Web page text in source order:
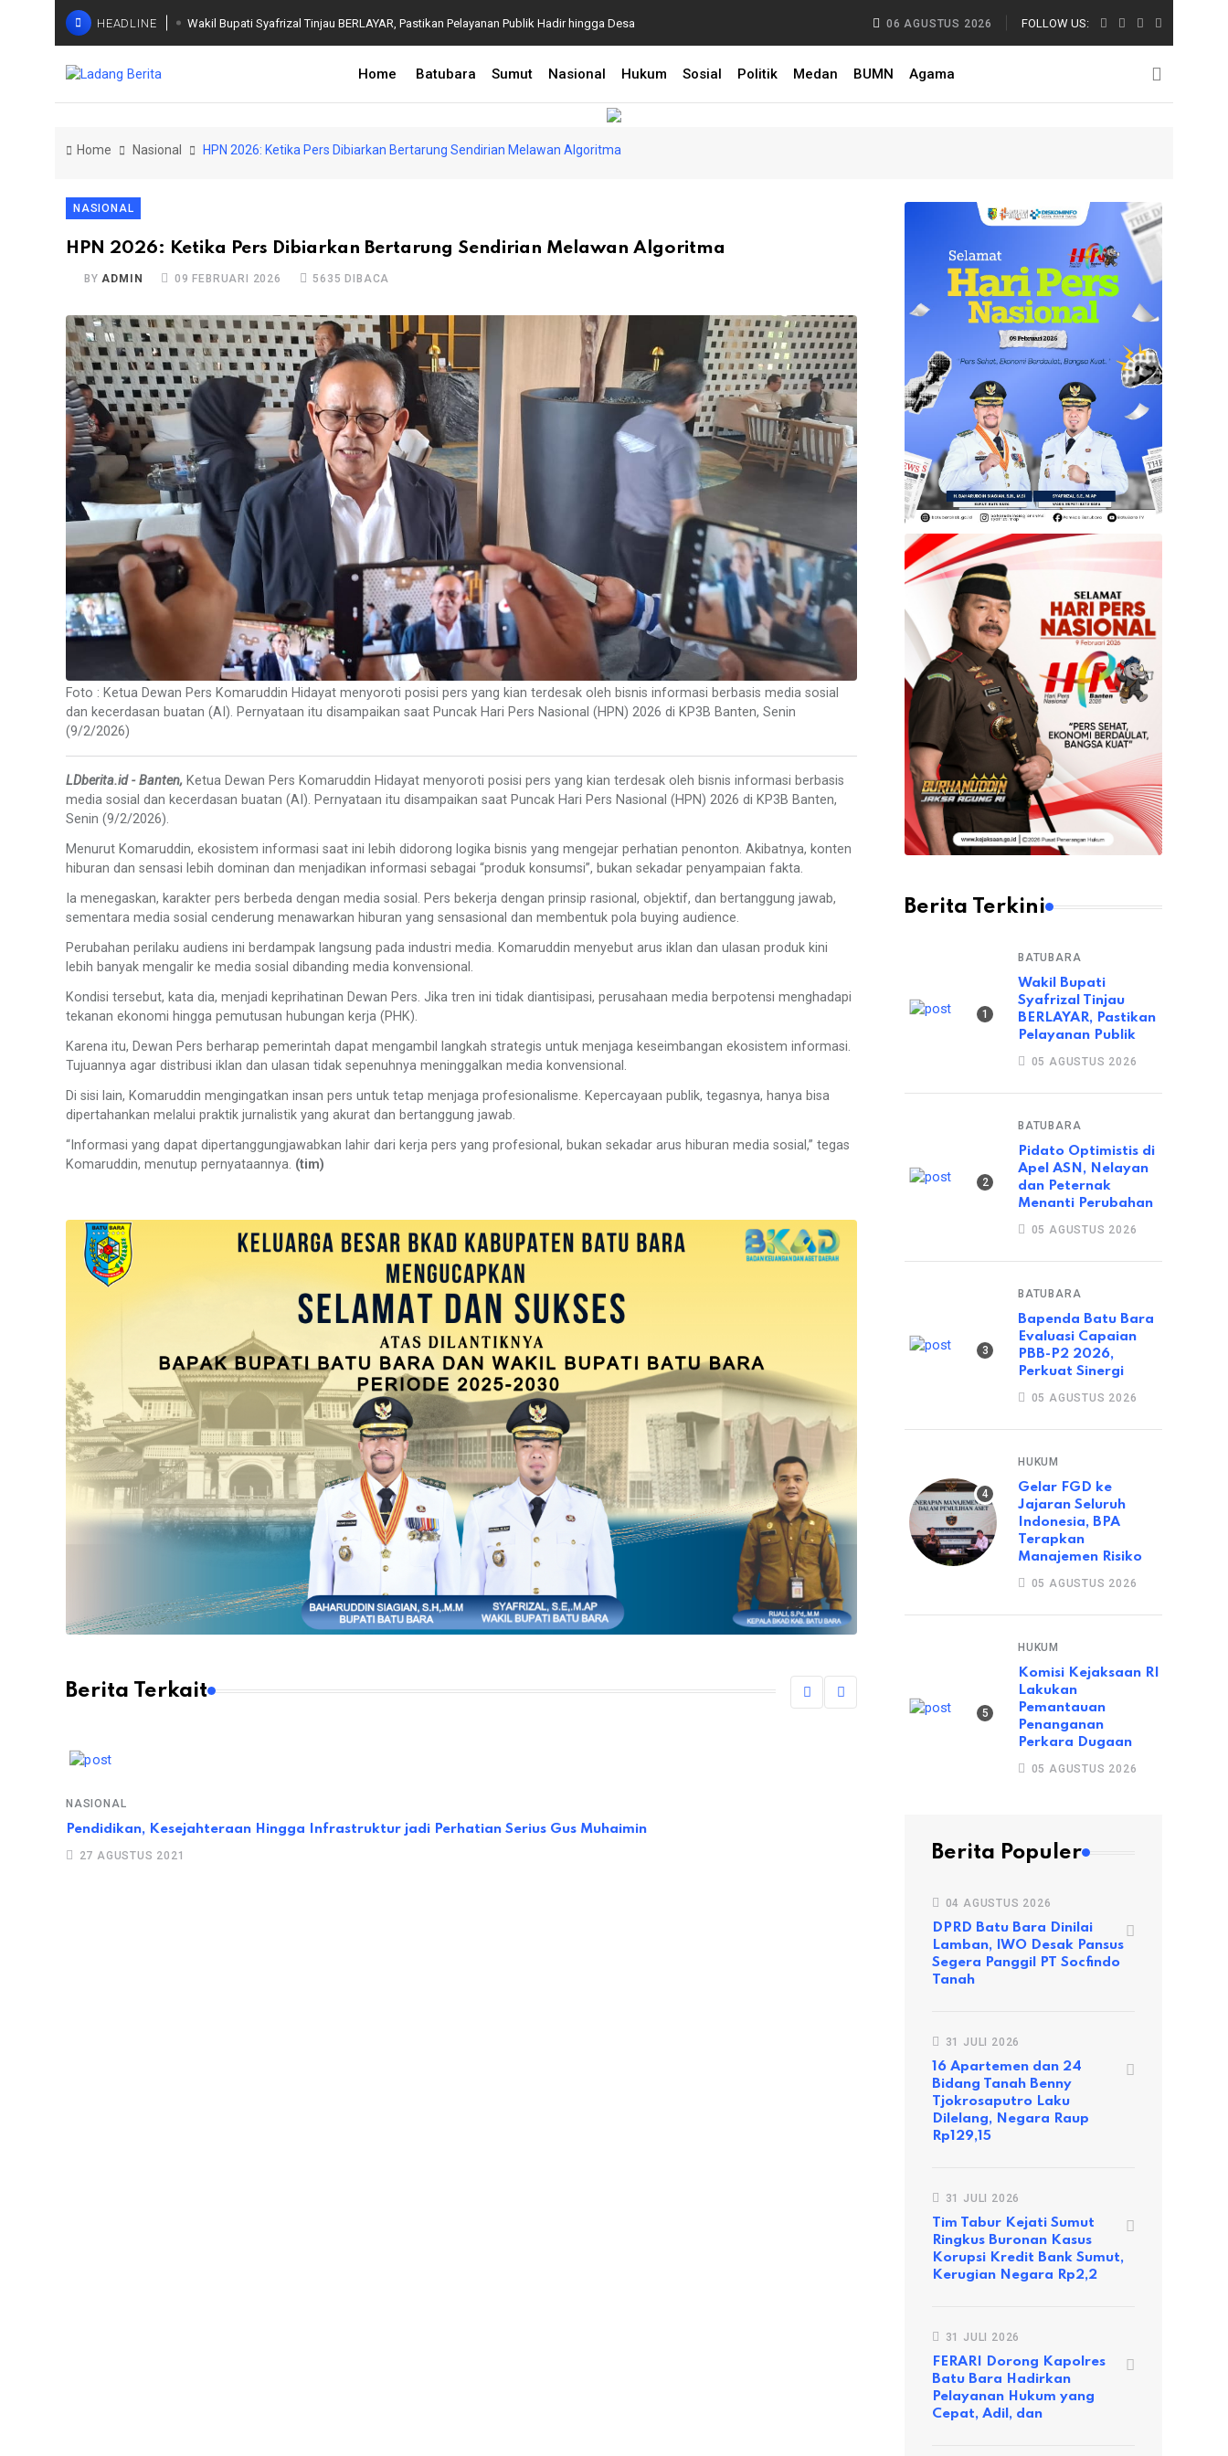
HEADLINE Wakil Bupati Syafrizal Tinjau BERLAYAR, Pastikan Pelayanan Publik Hadir hingga Desa Pidato Optimistis di Apel ASN, Nelayan dan Peternak Menanti Perubahan Nyata
06 AGUSTUS 2026 FOLLOW US:
Home Batubara Sumut Nasional Hukum Sosial Politik Medan BUMN Agama
Home Nasional HPN 2026: Ketika Pers Dibiarkan Bertarung Sendirian Melawan Algoritma
NASIONAL
HPN 2026: Ketika Pers Dibiarkan Bertarung Sendirian Melawan Algoritma
BYADMIN 09 FEBRUARI 2026 5635 DIBACA
Foto : Ketua Dewan Pers Komaruddin Hidayat menyoroti posisi pers yang kian terdesak oleh bisnis informasi berbasis media sosial
dan kecerdasan buatan (AI). Pernyataan itu disampaikan saat Puncak Hari Pers Nasional (HPN) 2026 di KP3B Banten, Senin
(9/2/2026)
LDberita.id - Banten, Ketua Dewan Pers Komaruddin Hidayat menyoroti posisi pers yang kian terdesak oleh bisnis informasi berbasis
media sosial dan kecerdasan buatan (AI). Pernyataan itu disampaikan saat Puncak Hari Pers Nasional (HPN) 2026 di KP3B Banten,
Senin (9/2/2026).
Menurut Komaruddin, ekosistem informasi saat ini lebih didorong logika bisnis yang mengejar perhatian penonton. Akibatnya, konten
hiburan dan sensasi lebih dominan dan menjadikan informasi sebagai “produk konsumsi”, bukan sekadar penyampaian fakta.
Ia menegaskan, karakter pers berbeda dengan media sosial. Pers bekerja dengan prinsip rasional, objektif, dan bertanggung jawab,
sementara media sosial cenderung menawarkan hiburan yang sensasional dan membentuk pola buying audience.
Perubahan perilaku audiens ini berdampak langsung pada industri media. Komaruddin menyebut arus iklan dan ulasan produk kini
lebih banyak mengalir ke media sosial dibanding media konvensional.
Kondisi tersebut, kata dia, menjadi keprihatinan Dewan Pers. Jika tren ini tidak diantisipasi, perusahaan media berpotensi menghadapi
tekanan ekonomi hingga pemutusan hubungan kerja (PHK).
Karena itu, Dewan Pers berharap pemerintah dapat mengambil langkah strategis untuk menjaga keseimbangan ekosistem informasi.
Tujuannya agar distribusi iklan dan ulasan tidak sepenuhnya meninggalkan media konvensional.
Di sisi lain, Komaruddin mengingatkan insan pers untuk tetap menjaga profesionalisme. Kepercayaan publik, tegasnya, hanya bisa
dipertahankan melalui praktik jurnalistik yang akurat dan bertanggung jawab.
“Informasi yang dapat dipertanggungjawabkan lahir dari kerja pers yang profesional, bukan sekadar arus hiburan media sosial,” tegas
Komaruddin, menutup pernyataannya. (tim)
Berita Terkait
NASIONAL
Pendidikan, Kesejahteraan Hingga Infrastruktur jadi Perhatian Serius Gus Muhaimin
27 AGUSTUS 2021 27 MEI 2022
Berita Terkini
BATUBARA
Wakil Bupati
Syafrizal Tinjau
BERLAYAR, Pastikan
Pelayanan Publik
05 AGUSTUS 2026
BATUBARA
Pidato Optimistis di
Apel ASN, Nelayan
dan Peternak
Menanti Perubahan
05 AGUSTUS 2026
BATUBARA
Bapenda Batu Bara
Evaluasi Capaian
PBB-P2 2026,
Perkuat Sinergi
05 AGUSTUS 2026
HUKUM
Gelar FGD ke
Jajaran Seluruh
Indonesia, BPA
Terapkan
Manajemen Risiko
05 AGUSTUS 2026
HUKUM
Komisi Kejaksaan RI
Lakukan
Pemantauan
Penanganan
Perkara Dugaan
05 AGUSTUS 2026
Berita Populer
04 AGUSTUS 2026
DPRD Batu Bara Dinilai
Lamban, IWO Desak Pansus
Segera Panggil PT Socfindo
Tanah
31 JULI 2026
16 Apartemen dan 24
Bidang Tanah Benny
Tjokrosaputro Laku
Dilelang, Negara Raup
Rp129,15
31 JULI 2026
Tim Tabur Kejati Sumut
Ringkus Buronan Kasus
Korupsi Kredit Bank Sumut,
Kerugian Negara Rp2,2
31 JULI 2026
FERARI Dorong Kapolres
Batu Bara Hadirkan
Pelayanan Hukum yang
Cepat, Adil, dan